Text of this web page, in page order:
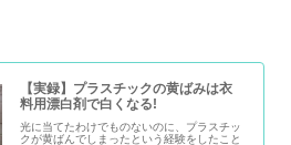
【実録】プラスチックの黄ばみは衣
料用漂白剤で白くなる!
光に当てたわけでものないのに、プラスチッ
クが黄ばんでしまったという経験をしたこと